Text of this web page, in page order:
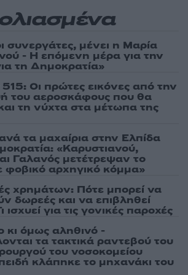
συνεργάτες, μένει η Μαρία
- Η επόμενη μέρα για την
τη Δημοκρατία»
Οι πρώτες εικόνες από την
του αεροσκάφους που θα
και τη νύχτα στα μέτωπα της
τα μαχαίρια στην Ελπίδα
«Καρυστιανού,
Γαλανός μετέτρεψαν το
φοβικό αρχηγικό κόμμα»
χρημάτων: Πότε μπορεί να
δωρεές και να επιβληθεί
ισχυεί για τις γονικές παροχές
κι όμως αληθινό -
τα τακτικά ραντεβού του
του νοσοκομείου
κλάπηκε το μηχανάκι του